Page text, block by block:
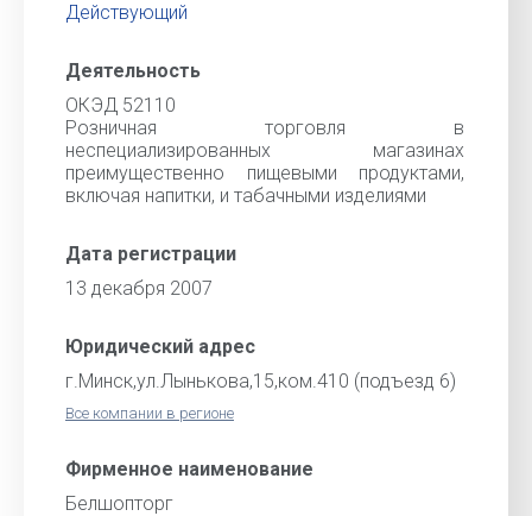
Действующий
Деятельность
ОКЭД 52110
Розничная торговля в
неспециализированных магазинах
преимущественно пищевыми продуктами,
включая напитки, и табачными изделиями
Дата регистрации
13 декабря 2007
Юридический адрес
г.Минск,ул.Лынькова,15,ком.410 (подъезд 6)
Все компании в регионе
Фирменное наименование
Белшопторг